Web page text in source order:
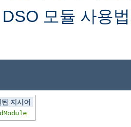
모듈 사용
지시어